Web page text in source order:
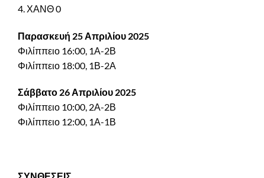
4. ΧΑΝΘ 0
Παρασκευή 25 Απριλίου 2025
Φιλίππειο 16:00, 1Α-2Β
Φιλίππειο 18:00, 1Β-2Α
Σάββατο 26 Απριλίου 2025
Φιλίππειο 10:00, 2Α-2Β
Φιλίππειο 12:00, 1Α-1Β